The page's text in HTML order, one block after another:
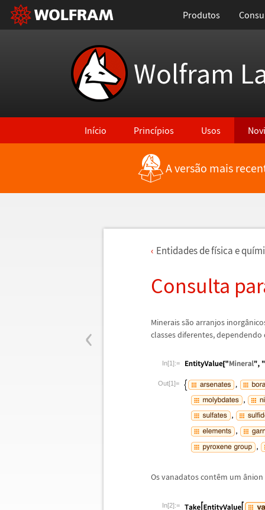
Produtos
Wolfram
Início Princípios Usos
A versão mais
‹
Entidades de física e quí
Consulta
Minerais são arranjos inorgâ
classes diferentes, dependendo
In[1]:=
Out[1]=
Os vanadatos contêm um â
In[2]:=